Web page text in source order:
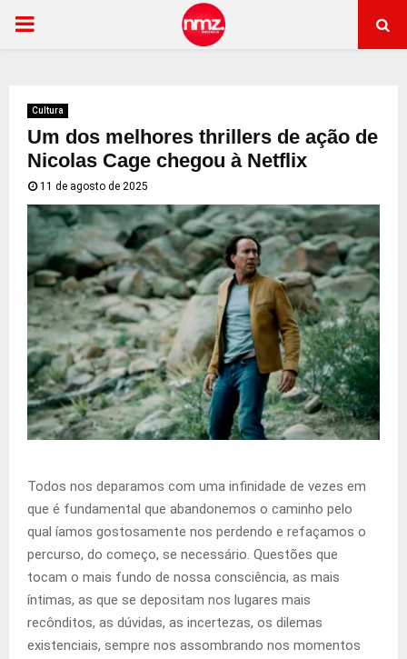
PRIMARY
Cultura
Um dos melhores thrillers de ação de
Nicolas Cage chegou à Netflix
11 de agosto de 2025
Todos nos deparamos com uma infinidade de vezes em
que é fundamental que abandonemos o caminho pelo
qual íamos gostosamente nos perdendo e refaçamos o
percurso, do começo, se necessário. Questões que
tocam o mais fundo de nossa consciência, as mais
íntimas, as que se depositam nos lugares mais
recônditos, as dúvidas, as incertezas, os dilemas
existenciais, sempre nos assombrando nos momentos